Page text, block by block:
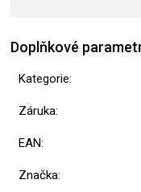
Doplňkové
Kategorie:
Záruka:
EAN:
Značka: